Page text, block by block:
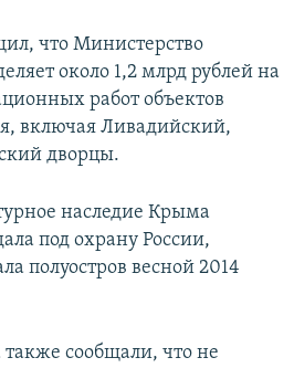
что Министерство
около 1,2 млрд рублей на
работ объектов
включая Ливадийский,
дворцы.
наследие Крыма
под охрану России,
полуостров весной 2014
сообщали, что не